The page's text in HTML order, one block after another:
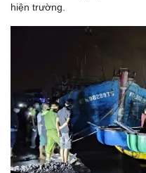
hiện trường.